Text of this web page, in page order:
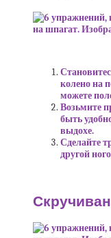
колено на
можете
Возьмите
быть
выдохе.
Сделайте
другой